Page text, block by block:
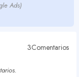
Ads)
3Comentarios